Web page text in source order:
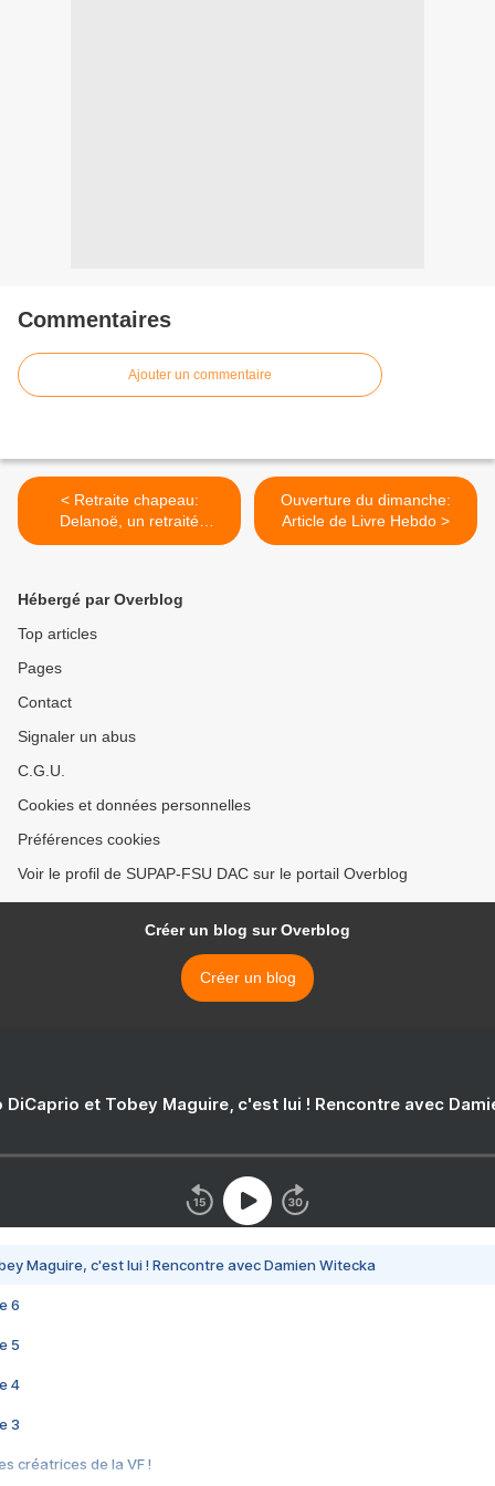
Commentaires
Ajouter un commentaire
< Retraite chapeau:
Delanoë, un retraité
heureux !
Ouverture du dimanche:
Article de Livre Hebdo >
Hébergé par Overblog
Top articles
Pages
Contact
Signaler un abus
C.G.U.
Cookies et données personnelles
Préférences cookies
Voir le profil de SUPAP-FSU DAC sur le portail Overblog
Créer un blog sur Overblog
Créer un blog
DiCaprio et Tobey Maguire, c'est lui ! Rencontre avec
Maguire, c'est lui ! Rencontre avec Damien Witecka
6
5
4
3
créatrices de la VF !